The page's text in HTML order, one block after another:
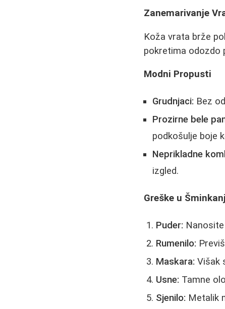
Zanemarivanje
Koža vrata brže
pokretima odozdo
Modni Propusti
Grudnjaci: Bez
Prozirne bele
podkošulje boje
Neprikladne
izgled.
Greške u
Puder:
Rumenilo:
Maskara: Višak
Usne: Tamne
Sjenilo: Metalik